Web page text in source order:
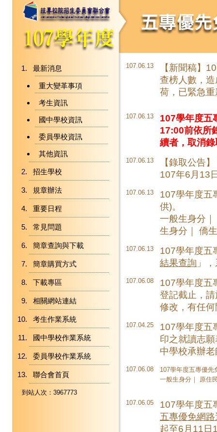
最新消息
重大變革事項
考生資訊
國中學校資訊
委員學校資訊
其他資訊
招生學校
規章辦法
重要日程
常見問題
簡章查詢與下載
簡章購買方式
下載專區
相關網站連結
考生作業系統
國中學校作業系統
委員學校作業系統
聯合會首頁
到站人次：3967773
107.06.13
【新聞稿】
查榜人數，
荷，已緊急
107.06.13
107學年度五
17:00前依所
續者，取消
107.06.13
【錄取公告
107年6月13
107.06.13
107學年度五
供)。
一般生身分 ｜
生身分 ｜ 僑
107.06.13
107學年度五
結果查詢 」
107.06.08
107學年度五
登記截止，
修改，有任
107.04.25
107學年度五
印之就讀志
中學校承辦
107.06.08
107學年度五專優
一般生身分 ｜ 原住
107.06.05
107學年度五
五專優免網
起至6月11日